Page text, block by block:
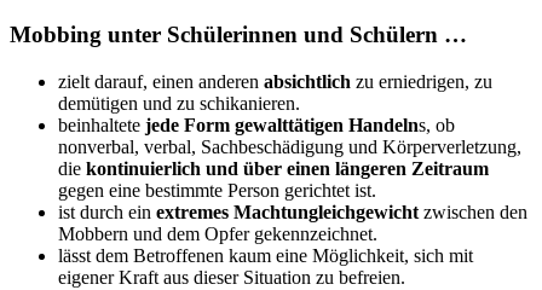
Mobbing unter Schülerinnen und Schülern …
zielt darauf, einen anderen absichtlich zu erniedrigen, zu
demütigen und zu schikanieren.
beinhaltete jede Form gewalttätigen Handelns, ob
nonverbal, verbal, Sachbeschädigung und Körperverletzung,
die kontinuierlich und über einen längeren Zeitraum
gegen eine bestimmte Person gerichtet ist.
ist durch ein extremes Machtungleichgewicht zwischen den
Mobbern und dem Opfer gekennzeichnet.
lässt dem Betroffenen kaum eine Möglichkeit, sich mit
eigener Kraft aus dieser Situation zu befreien.